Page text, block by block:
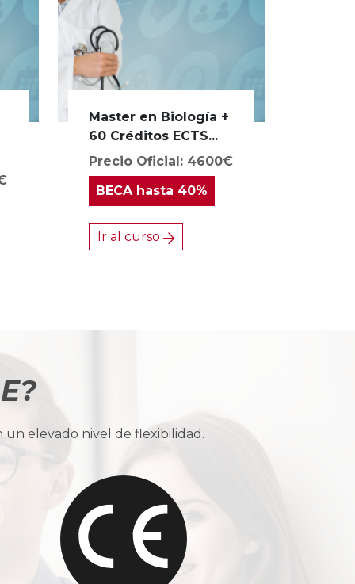
Master en Biología +
60 Créditos ECTS...
Precio Oficial: 4600€
BECAhasta 40%
Ir al curso
un elevado nivel de flexibilidad.